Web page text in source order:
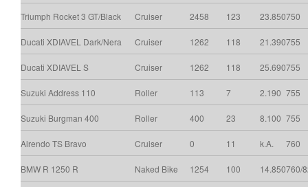
Triumph Rocket 3 GT/Black Cruiser 2458 123 23.850750
Ducati XDIAVEL Dark/Nera Cruiser 1262 118 21.390755
Ducati XDIAVEL S Cruiser 1262 118 25.690755
Suzuki Address 110 Roller 113 7 2.190 755
Suzuki Burgman 400 Roller 400 23 8.100 755
Alrendo TS Bravo Cruiser 0 11 k.A. 760
BMW R 1250 R Naked Bike 1254 100 14.850760/